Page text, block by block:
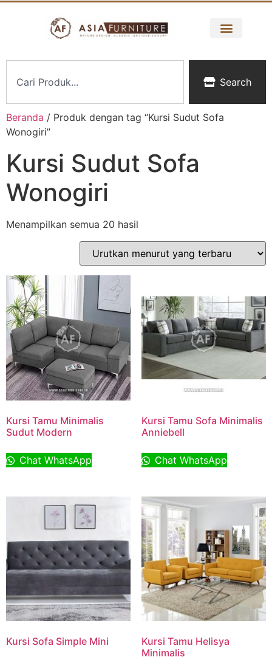
Search
Beranda / Produk dengan tag “Kursi Sudut Sofa
Wonogiri”
Kursi Sudut Sofa
Wonogiri
Menampilkan semua 20 hasil
Kursi Tamu Minimalis
Sudut Modern
Chat WhatsApp
Kursi Tamu Sofa Minimalis
Anniebell
Chat WhatsApp
Kursi Sofa Simple Mini
Kursi Tamu Helisya
Minimalis